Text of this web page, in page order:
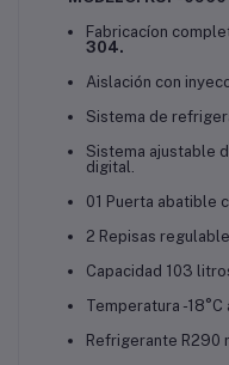
Fabricacíon
304.
Aislación con
Sistema de
Sistema ajustable
digital.
01 Puerta abatible
2 Repisas
Capacidad 103
Temperatura -18°C
Refrigerante R290